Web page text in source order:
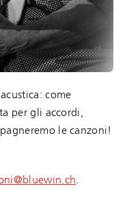
come
per gli accordi,
le canzoni!
.